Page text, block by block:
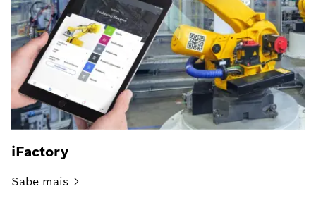
iFactory
Sabe mais